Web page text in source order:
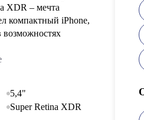
XDR – мечта
компактный iPhone,
5,4"
Super Retina XDR